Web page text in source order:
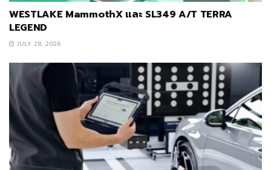
WESTLAKE MammothX และ SL349 A/T TERRA
LEGEND
JULY 28, 2026